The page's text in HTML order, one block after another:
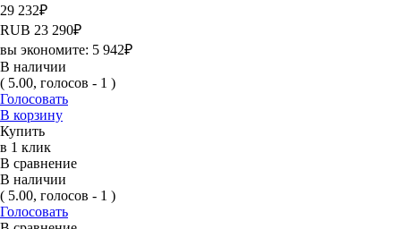
29 232₽
RUB 23 290₽
вы экономите: 5 942₽
В наличии
( 5.00, голосов - 1 )
Голосовать
В корзину
Купить
в 1 клик
В сравнение
В наличии
( 5.00, голосов - 1 )
Голосовать